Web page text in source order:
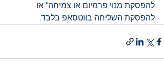
להפסקת מנוי פרמיום או צמיחה" או
להפסקת השליחה בווטסאפ בלבד.